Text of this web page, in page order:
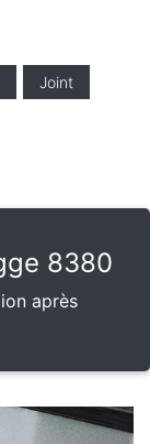
Joint
8380
après